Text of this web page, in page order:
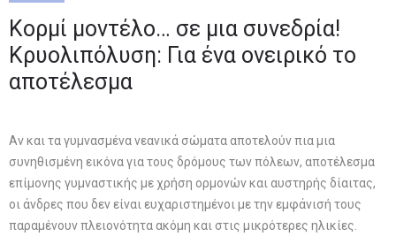
Κορμί μοντέλο… σε μια συνεδρία!
Κρυολιπόλυση: Για ένα ονειρικό το
αποτέλεσμα
Αν και τα γυμνασμένα νεανικά σώματα αποτελούν πια μια
συνηθισμένη εικόνα για τους δρόμους των πόλεων, αποτέλεσμα
επίμονης γυμναστικής με χρήση ορμονών και αυστηρής δίαιτας,
οι άνδρες που δεν είναι ευχαριστημένοι με την εμφάνισή τους
παραμένουν πλειονότητα ακόμη και στις μικρότερες ηλικίες.